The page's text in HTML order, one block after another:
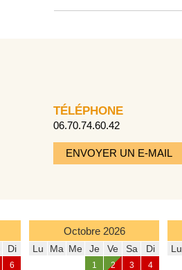
TÉLÉPHONE
06.70.74.60.42
ENVOYER UN E-MAIL
Di
6
Octobre 2026
Lu Ma Me Je Ve Sa Di
1 2 3 4
Lu